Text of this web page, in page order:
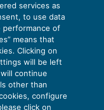
offesa al
DEL
31/10/2025
services as
to use data
performance of
means that
Clicking on
will be left
continue
other than
configure
click on